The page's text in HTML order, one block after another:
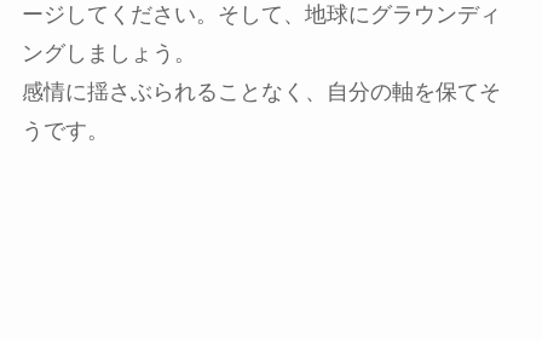
ージしてください。そして、地球にグラウンディ
ングしましょう。
感情に揺さぶられることなく、自分の軸を保てそ
うです。